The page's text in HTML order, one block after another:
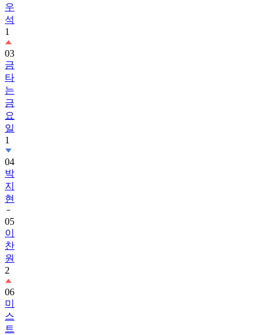
우
석
1
03
금
타
는
금
요
일
1
04
박
지
현
05
이
찬
원
2
06
미
스
트